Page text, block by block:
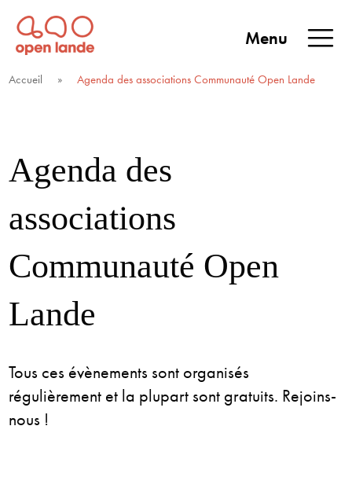
Aller
directement
au
contenu
TERRITOIRES
Open Lande
Entreprises & territoires
Menu
Accueil » Agenda des associations Communauté Open Lande
Agenda des
associations
Communauté Open
Lande
Tous ces évènements sont organisés
régulièrement et la plupart sont gratuits. Rejoins-
nous !